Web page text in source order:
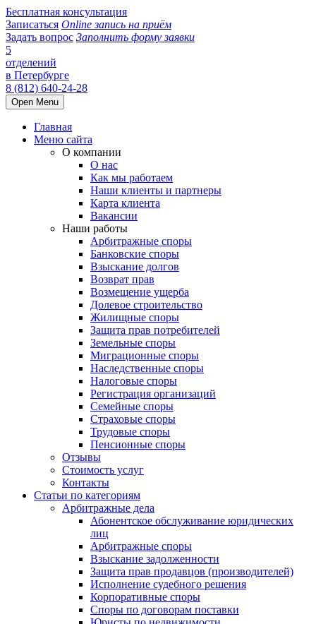
Бесплатная консультация
Записаться Online запись на приём
Задать вопрос Заполнить форму заявки
5
отделений
в Петербурге
8 (812) 640-24-28
Open Menu
Главная
Меню сайта
О компании
О нас
Как мы работаем
Наши клиенты и партнеры
Карта клиента
Вакансии
Наши работы
Арбитражные споры
Банковские споры
Взыскание долгов
Возврат прав
Возмещение ущерба
Долевое строительство
Жилищные споры
Защита прав потребителей
Земельные споры
Миграционные споры
Наследственные споры
Налоговые споры
Регистрация организаций
Семейные споры
Страховые споры
Трудовые споры
Пенсионные споры
Отзывы
Стоимость услуг
Контакты
Статьи по категориям
Арбитражные дела
Абонентское обслуживание юридических
лиц
Арбитражные споры
Взыскание задолженности
Защита прав продавцов (производителей)
Исполнение судебного решения
Корпоративные споры
Споры по договорам поставки